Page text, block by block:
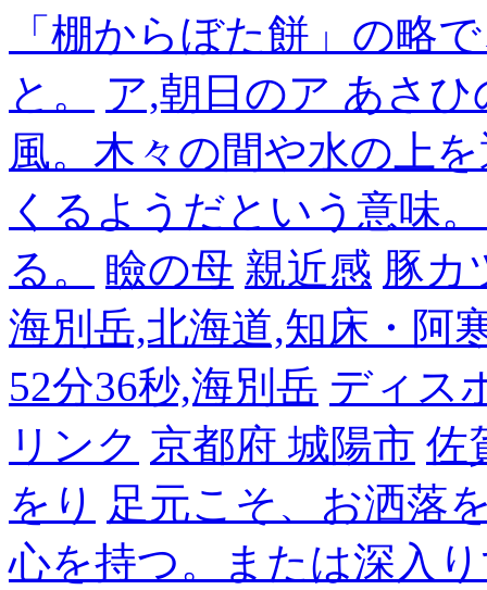
「棚からぼた餅」の略
と。
ア,朝日のア あさひ
風。木々の間や水の上
くるようだという意味
る。
瞼の母 親近感 豚カ
海別岳,北海道,知床・阿
52分36秒,海別岳 ディス
リンク 京都府 城陽市 佐
をり 足元こそ、お洒落
心を持つ。または深入